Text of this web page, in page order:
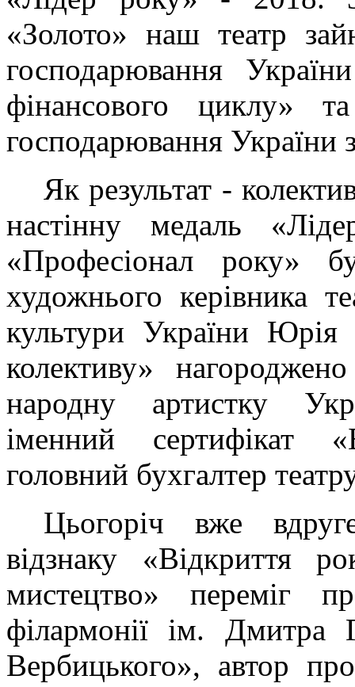
«Золото» наш театр
господарювання
фінансового циклу»
господарювання України
Як результат -
настінну медаль
«Професіонал року»
художнього керівника
культури України Юрія
колективу»
народну артистку
іменний сертифікат
головний бухгалтер
Цьогоріч вже
відзнаку «Відкриття
мистецтво» переміг
філармонії ім. Дмитра
Вербицького», автор